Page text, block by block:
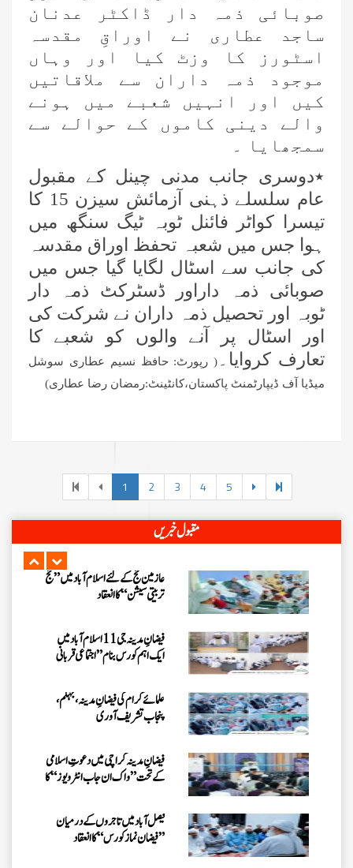
صوبائی ذمہ دار ڈاکٹر عدنان
ساجد عطاری نے اوراقِ مقدسہ
اسٹورز کا وزٹ کیا اور وہاں
موجود ذمہ داران سے ملاقاتیں
کیں اور انہیں شعبے میں ہونے
والے دینی کاموں کے حوالے سے
سمجھایا ۔
٭دوسری جانب مدنی چینل کے مقبول
عام سلسلے ذہنی آزمائش سیزن 15 کا
تیسرا کواٹر فائنل ٹوبہ ٹیگ سنگھ میں
ہوا جس میں شعبہ تحفظ اوراق مقدسہ
کی جانب سے اسٹال لگایا گیا جس میں
صوبائی ذمہ داراور ڈسٹرکٹ ذمہ دار
ٹوبہ اور تحصیل ذمہ داران نے شرکت کی
اور اسٹال پر آنے والوں کو شعبے کا
تعارف کروایا۔ ( رپورٹ: حافظ نسیم عطاری سوشل
میڈیا آف ڈیپارٹمنٹ پاکستان،کانٹینٹ:رمضان رضا عطاری)
1 2 3 4 5
مقبول خبریں
علمائے کرام کی فیضانِ مدینہ، جہلم،
پنجاب تشریف آوری
فیضانِ مدینہ کراچی میں دعوتِ اسلامی
کے تحت ”واک ان جاب انٹرویوز“ کا
انعقاد
”فیضان نماز کورس“ کا انعقاد
فیصل آباد میں میٹروپولیٹن نگران و
ذمہ داران کا مدنی مشورہ
عازمینِ حج کے لیے فیضانِ مدینہ کراچی
میں عظیم الشان تربیتی اجتماع کا انعقاد
فیضانِ مدینہ فیصل آباد میں 3 دن کا
کورس، عاشقانِ رسول کی تربیت و
رہنمائی کی گئی
یوسی سکندر سنگھ والا، فیصل آباد کے
درمیان ”مبلغ کورس“ کا انعقاد
فیضان مدینہ کراچی میں کورسز کرنے
والے اسلامی بھائیوں کے درمیان
عازمین حج کے لئے اسلام آباد میں ”حج
تربیتی سیشن“ کا انعقاد
فیضانِ مدینہ جی 11 اسلام آباد میں
ایک اہم کورس بنام ” اجتماعی قربانی
علمائے کرام کی فیضانِ مدینہ، جہلم،
پنجاب تشریف آوری
فیضانِ مدینہ کراچی میں دعوتِ اسلامی
کے تحت ”واک ان جاب انٹرویوز“ کا
فیصل آباد میں تاجروں کے درمیان
”فیضان نماز کورس“ کا انعقاد